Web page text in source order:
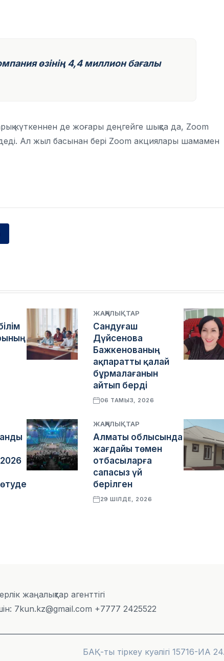
өзінің 4,4 миллион бағалы
күткеннен де жоғары деңгейге шықса да, Zoom
Ал жыл басынан бері Zoom акциялары шамамен
ЖАҢАЛЫҚТАР
Сандуғаш
Дүйсенова
Бажкенованың
ақпаратты қалай
бұрмалағанын
айтып берді
06 ТАМЫЗ, 2026
ЖАҢАЛЫҚТАР
Алматы облысында
жағдайы төмен
отбасыларға
сапасыз үй
берілген
29 ШІЛДЕ, 2026
жаңалықтар агенттігі
7kun.kz@gmail.com +7777 2425522
БАҚ-ты тіркеу куәлігі 15716-ИА